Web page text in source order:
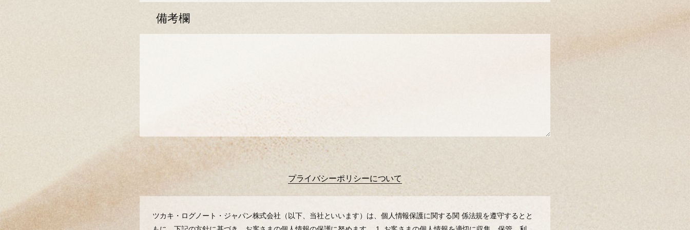
備考欄
プライバシーポリシーについて
ツカキ・ログノート・ジャパン株式会社（以下、当社といいます）は、個⼈情報保護に関する関 係法規を遵守するとと